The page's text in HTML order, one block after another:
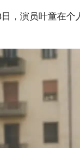
演员叶童在个人